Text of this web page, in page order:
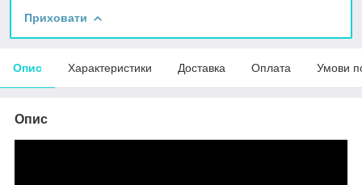
Приховати
Опис Характеристики Доставка Оплата Умови
Опис